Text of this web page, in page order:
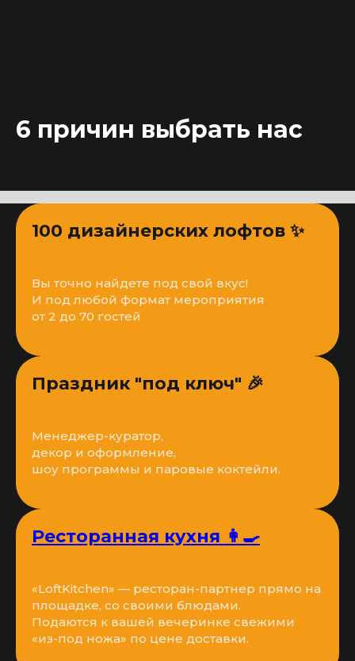
6 причин выбрать нас
100 дизайнерских лофтов ✨
Вы точно найдете под свой вкус!
И под любой формат мероприятия
от 2 до 70 гостей
Праздник "под ключ" 🎉
Менеджер-куратор,
декор и оформление,
шоу программы и паровые коктейли.
Ресторанная кухня 👩‍🍳
«LoftKitchen» — ресторан-партнер прямо на
площадке, со своими блюдами.
Подаются к вашей вечеринке свежими
«из-под ножа» по цене доставки.